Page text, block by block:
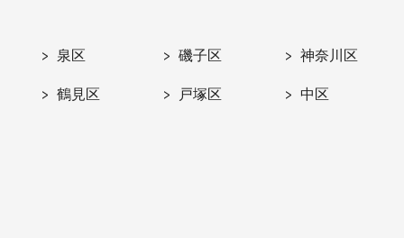
泉区 磯子区 神奈川区
鶴見区 戸塚区 中区